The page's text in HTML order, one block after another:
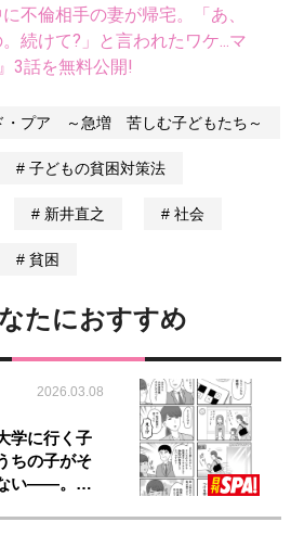
不倫相手の妻が帰宅。「あ、
続けて?」と言われたワケ...マ
3話を無料公開!
・プア ～急増 苦しむ子どもたち～
子どもの貧困対策法
新井直之 社会
貧困
たにおすすめ
2026.03.08
学に行く子
ちの子がそ
ない――。…